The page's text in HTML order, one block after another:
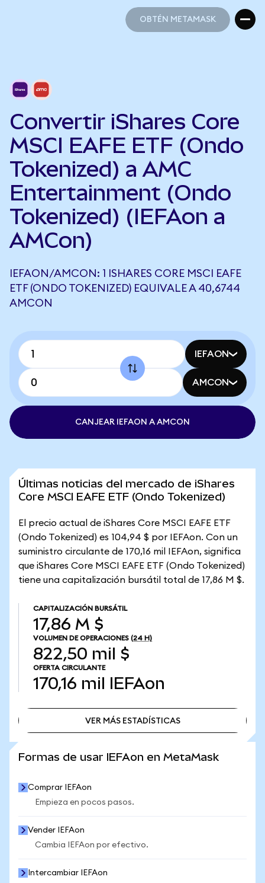
OBTÉN METAMASK
Convertir iShares Core
MSCI EAFE ETF (Ondo
Tokenized) a AMC
Entertainment (Ondo
Tokenized) (IEFAon a
AMCon)
IEFAON/AMCON: 1 ISHARES CORE MSCI EAFE
ETF (ONDO TOKENIZED) EQUIVALE A 40,6744
AMCON
IEFAON
AMCON
CANJEAR IEFAON A AMCON
Últimas noticias del mercado de iShares
Core MSCI EAFE ETF (Ondo Tokenized)
El precio actual de iShares Core MSCI EAFE ETF
(Ondo Tokenized) es 104,94 $ por IEFAon. Con un
suministro circulante de 170,16 mil IEFAon, significa
que iShares Core MSCI EAFE ETF (Ondo Tokenized)
tiene una capitalización bursátil total de 17,86 M $.
CAPITALIZACIÓN BURSÁTIL
17,86 M $
VOLUMEN DE OPERACIONES (24 H)
822,50 mil $
OFERTA CIRCULANTE
170,16 mil IEFAon
VER MÁS ESTADÍSTICAS
Formas de usar IEFAon en MetaMask
Comprar IEFAon
Empieza en pocos pasos.
Vender IEFAon
Cambia IEFAon por efectivo.
Intercambiar IEFAon